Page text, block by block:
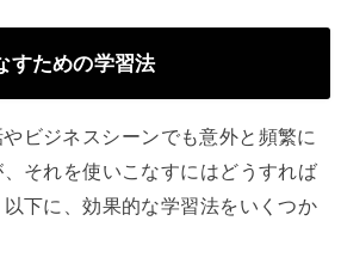
すための学習法
ビジネスシーンでも意外と頻繁に
それを使いこなすにはどうすれば
下に、効果的な学習法をいくつか